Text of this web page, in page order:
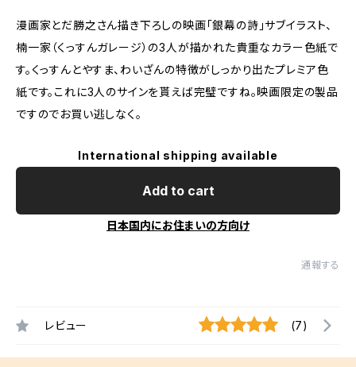
漫画家とだ勝之さん描き下ろしの映画「銀幕の詩」サブイラスト、
楠一家（くっすんガレージ）の3人が描かれた貴重なカラー色紙で
す。くっすんとやすま、わいざんの特徴がしっかり出たプレミア色
紙です。これに3人のサインを貰えば完璧ですね。映画限定の製品
ですのでお買い逃しなく。
International shipping available
Add to cart
日本国内にお住まいの方向け
通報する
レビュー (7)